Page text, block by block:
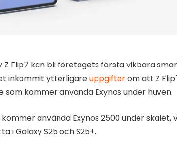
Flip7 kan bli företagets första vikbara
inkommit ytterligareuppgifterom att Z
kommer använda Exynos under huven.
använda Exynos 2500 under skalet,
i Galaxy S25 och S25+.